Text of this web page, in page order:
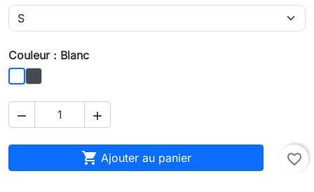
Couleur : Blanc
Blanc
Noir
 
 Ajouter au panier favorite_border